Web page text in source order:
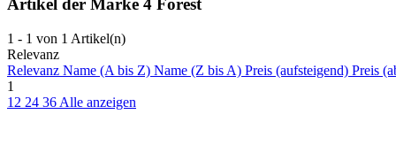
Artikel der Marke 4 Forest
1 - 1 von 1 Artikel(n)
Relevanz
Relevanz Name (A bis Z) Name (Z bis A) Preis (aufsteigend) Preis
1
12 24 36 Alle anzeigen